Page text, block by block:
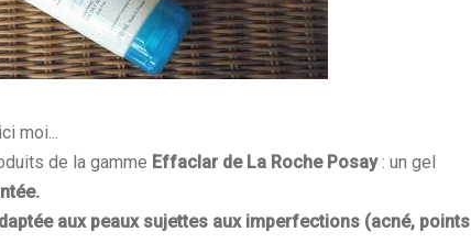
moi...
de la gamme Effaclar de La Roche Posay: un gel
aux peaux sujettes aux imperfections (acné, points